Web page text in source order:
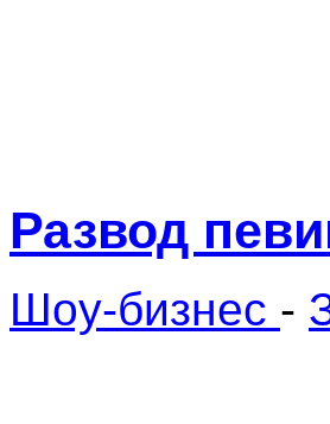
Развод
Шоу-бизнес -